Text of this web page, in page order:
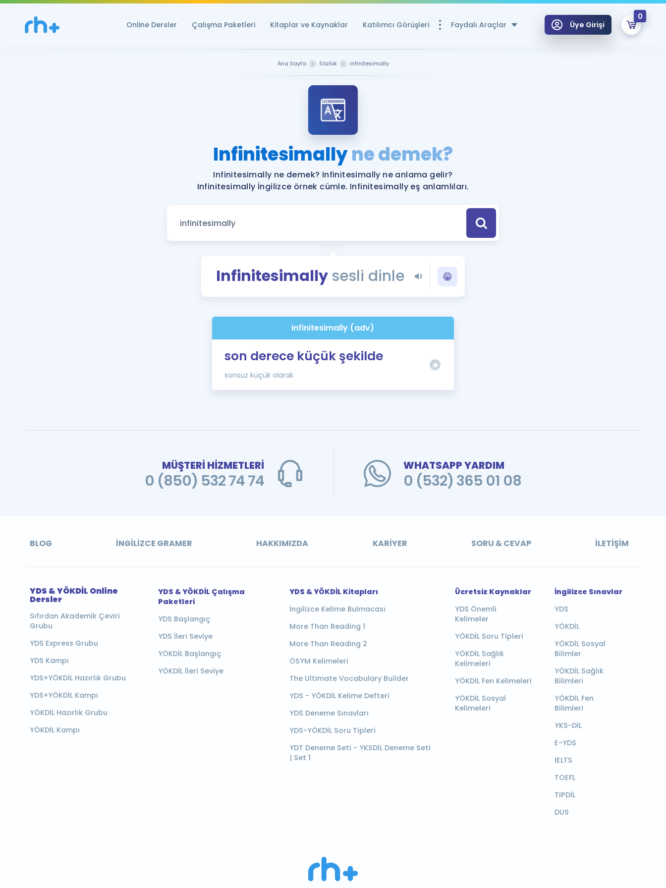
Online Dersler Çalışma Paketleri Kitaplar ve Kaynaklar Katılımcı Görüşleri Faydalı Araçlar
Ücretsiz Kaynaklar
YDS ve YÖKDİL Puan Hesaplama Aracı
YDS ve YÖKDİL'e Hazırlananlar için Öneriler
Tüm ÖSYM Sınavları Tek Takvimde
Blog
YDS - YÖKDİL Tüm Sınavlarla İlgili Haberler
İngilizce Gramer
Üye Girişi
0
Remzi Hoca ile seni sınava hazırlayacak onlarca eğitim seni bekliyor!
Ana Sayfa Sözlük infinitesimally
Infinitesimallyne demek?
Infinitesimally ne demek? Infinitesimally ne anlama gelir?
Infinitesimally İngilizce örnek cümle. Infinitesimally eş anlamlıları.
Infinitesimallysesli dinle
infinitesimally (adv)
son derece küçük şekilde
sonsuz küçük olarak
MÜŞTERİ HİZMETLERİ
0 (850) 532 74 74
WHATSAPP YARDIM
0 (532) 365 01 08
BLOG İNGILIZCE GRAMER HAKKIMIZDA KARIYER SORU & CEVAP İLETIŞIM
YDS & YÖKDİL Online
Dersler
Sıfırdan Akademik Çeviri
Grubu
YDS Express Grubu
YDS Kampı
YDS+YÖKDİL Hazırlık Grubu
YDS+YÖKDİL Kampı
YÖKDİL Hazırlık Grubu
YÖKDİL Kampı
YDS & YÖKDİL Çalışma
Paketleri
YDS Başlangıç
YDS İleri Seviye
YÖKDİL Başlangıç
YÖKDİL İleri Seviye
YDS & YÖKDİL Kitapları
İngilizce Kelime Bulmacası
More Than Reading 1
More Than Reading 2
ÖSYM Kelimeleri
The Ultimate Vocabulary Builder
YDS - YÖKDİL Kelime Defteri
YDS Deneme Sınavları
YDS-YÖKDİL Soru Tipleri
YDT Deneme Seti - YKSDİL Deneme Seti
| Set 1
Ücretsiz Kaynaklar
YDS Önemli
Kelimeler
YÖKDİL Soru Tipleri
YÖKDİL Sağlık
Kelimeleri
YÖKDİL Fen Kelimeleri
YÖKDİL Sosyal
Kelimeleri
İngilizce Sınavlar
YDS
YÖKDİL
YÖKDİL Sosyal
Bilimler
YÖKDİL Sağlık
Bilimleri
YÖKDİL Fen
Bilimleri
YKS-DİL
E-YDS
IELTS
TOEFL
TIPDİL
DUS